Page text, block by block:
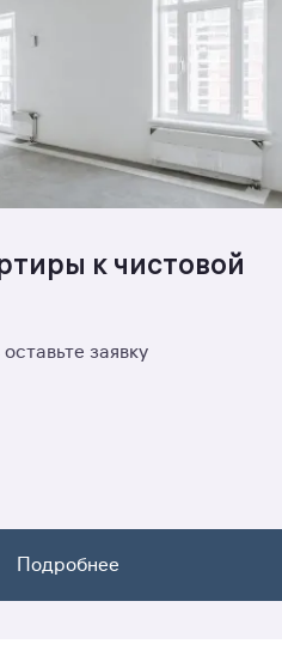
к чистовой
заявку
Подробнее